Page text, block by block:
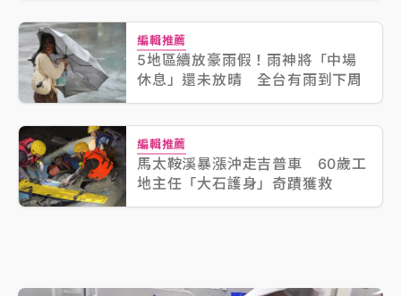
編輯推薦
5地區續放豪雨假！雨神將「中場
休息」還未放晴 全台有雨到下周
編輯推薦
馬太鞍溪暴漲沖走吉普車 60歲工
地主任「大石護身」奇蹟獲救